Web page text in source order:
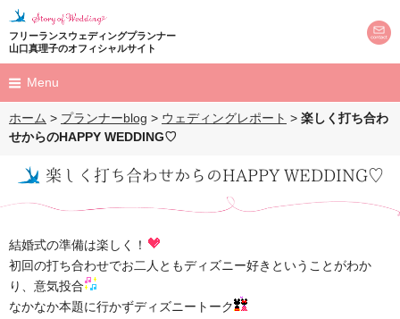
フリーランスウェディングプランナー
山口真理子のオフィシャルサイト
Menu
HOME
profile
プロデュース
結婚式
プロポーズ
ホーム > プランナーblog > ウェディングレポート > 楽しく打ち合わ
せからのHAPPY WEDDING♡
楽しく打ち合わせからのHAPPY WEDDING♡
結婚式の準備は楽しく！
初回の打ち合わせでお二人ともディズニー好きということがわか
り、意気投合
なかなか本題に行かずディズニートーク